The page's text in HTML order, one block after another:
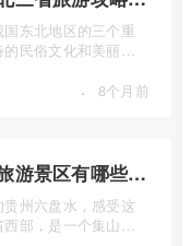
东北地区的三个重
民俗文化和美丽的
· 8个月前
六盘水旅游景区有哪些(六盘水旅游景区有哪些景点值得去)
州六盘水，感受这
部，是一个集山水